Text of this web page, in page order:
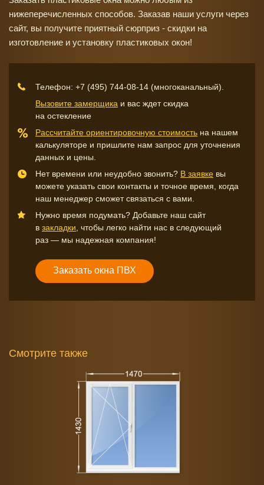
нижеперечисленных способов. Заказав наши услуги через
сайт, вы получите приятный сюрприз - скидки на
изготовление и установку пластиковых окон!
Телефон: +7 (495) 744-08-14 (многоканальный).
Вызовите замерщика и вас ждет скидка
на остекление
Рассчитайте ориентировочную стоимость на нашем
калькуляторе и пришлите нам запрос для уточнения
данных и цены.
Нет времени или неудобно звонить? В заявке вы
можете указать свои контакты и точное время, когда
наш менеджер сможет связаться с вами.
Нужно время подумать? Добавьте наш сайт
в закладки , чтобы легко найти нас в следующий
раз — мы надежная компания!
Заказать окна ПВХ
Смотрите также